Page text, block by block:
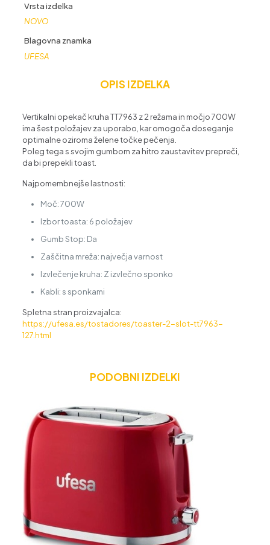
Vrsta izdelka
NOVO
Blagovna znamka
UFESA
OPIS IZDELKA
Vertikalni opekač kruha TT7963 z 2 režama in močjo 700W
ima šest položajev za uporabo, kar omogoča doseganje
optimalne oziroma želene točke pečenja.
Poleg tega s svojim gumbom za hitro zaustavitev prepreči,
da bi prepekli toast.
Najpomembnejše lastnosti:
Moč: 700W
Izbor toasta: 6 položajev
Gumb Stop: Da
Zaščitna mreža: največja varnost
Izvlečenje kruha: Z izvlečno sponko
Kabli: s sponkami
Spletna stran proizvajalca:
https://ufesa.es/tostadores/toaster-2-slot-tt7963-
127.html
PODOBNI IZDELKI